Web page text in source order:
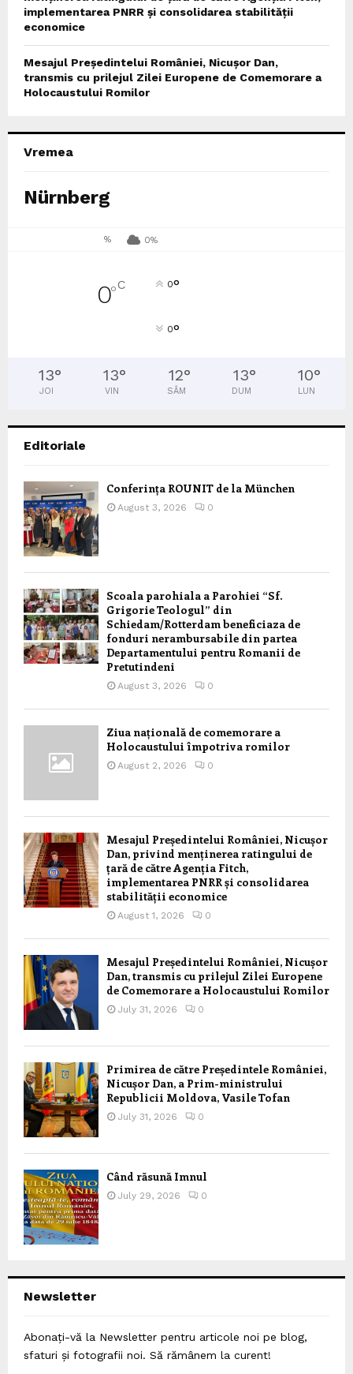
implementarea PNRR și consolidarea stabilității
economice
Mesajul Președintelui României, Nicușor Dan,
transmis cu prilejul Zilei Europene de Comemorare a
Holocaustului Romilor
Vremea
Nürnberg
% 0%
0°C 0°
0°
13°
JOI
13°
VIN
12°
SÂM
13°
DUM
10°
LUN
Editoriale
Conferința ROUNIT de la München
August 3, 2026 0
Scoala parohiala a Parohiei “Sf.
Grigorie Teologul” din
Schiedam/Rotterdam beneficiaza de
fonduri nerambursabile din partea
Departamentului pentru Romanii de
Pretutindeni
August 3, 2026 0
Ziua națională de comemorare a
Holocaustului împotriva romilor
August 2, 2026 0
Mesajul Președintelui României, Nicușor
Dan, privind menținerea ratingului de
țară de către Agenția Fitch,
implementarea PNRR și consolidarea
stabilității economice
August 1, 2026 0
Mesajul Președintelui României, Nicușor
Dan, transmis cu prilejul Zilei Europene
de Comemorare a Holocaustului Romilor
July 31, 2026 0
Primirea de către Președintele României,
Nicușor Dan, a Prim-ministrului
Republicii Moldova, Vasile Tofan
July 31, 2026 0
Când răsună Imnul
July 29, 2026 0
Newsletter
Abonați-vă la Newsletter pentru articole noi pe blog,
sfaturi și fotografii noi. Să rămânem la curent!